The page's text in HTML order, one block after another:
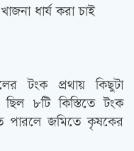
ধার্য করা চাই
টংক প্রথায় কিছুটা
৮টি কিস্তিতে টংক
পারলে জমিতে কৃষকের